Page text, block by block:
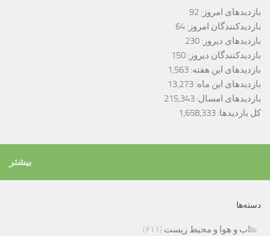
بازدیدهای امروز: 92
بازدیدکنندگان امروز: 64
بازدیدهای دیروز: 230
بازدیدکنندگان دیروز: 150
بازدیدهای این هفته: 1,563
بازدیدهای این ماه: 13,273
بازدیدهای امسال: 215,343
کل بازدیدها: 1,658,333
بیشتر
دسته‌ها
اب و هوا و محیط زیست (۶۱۱)